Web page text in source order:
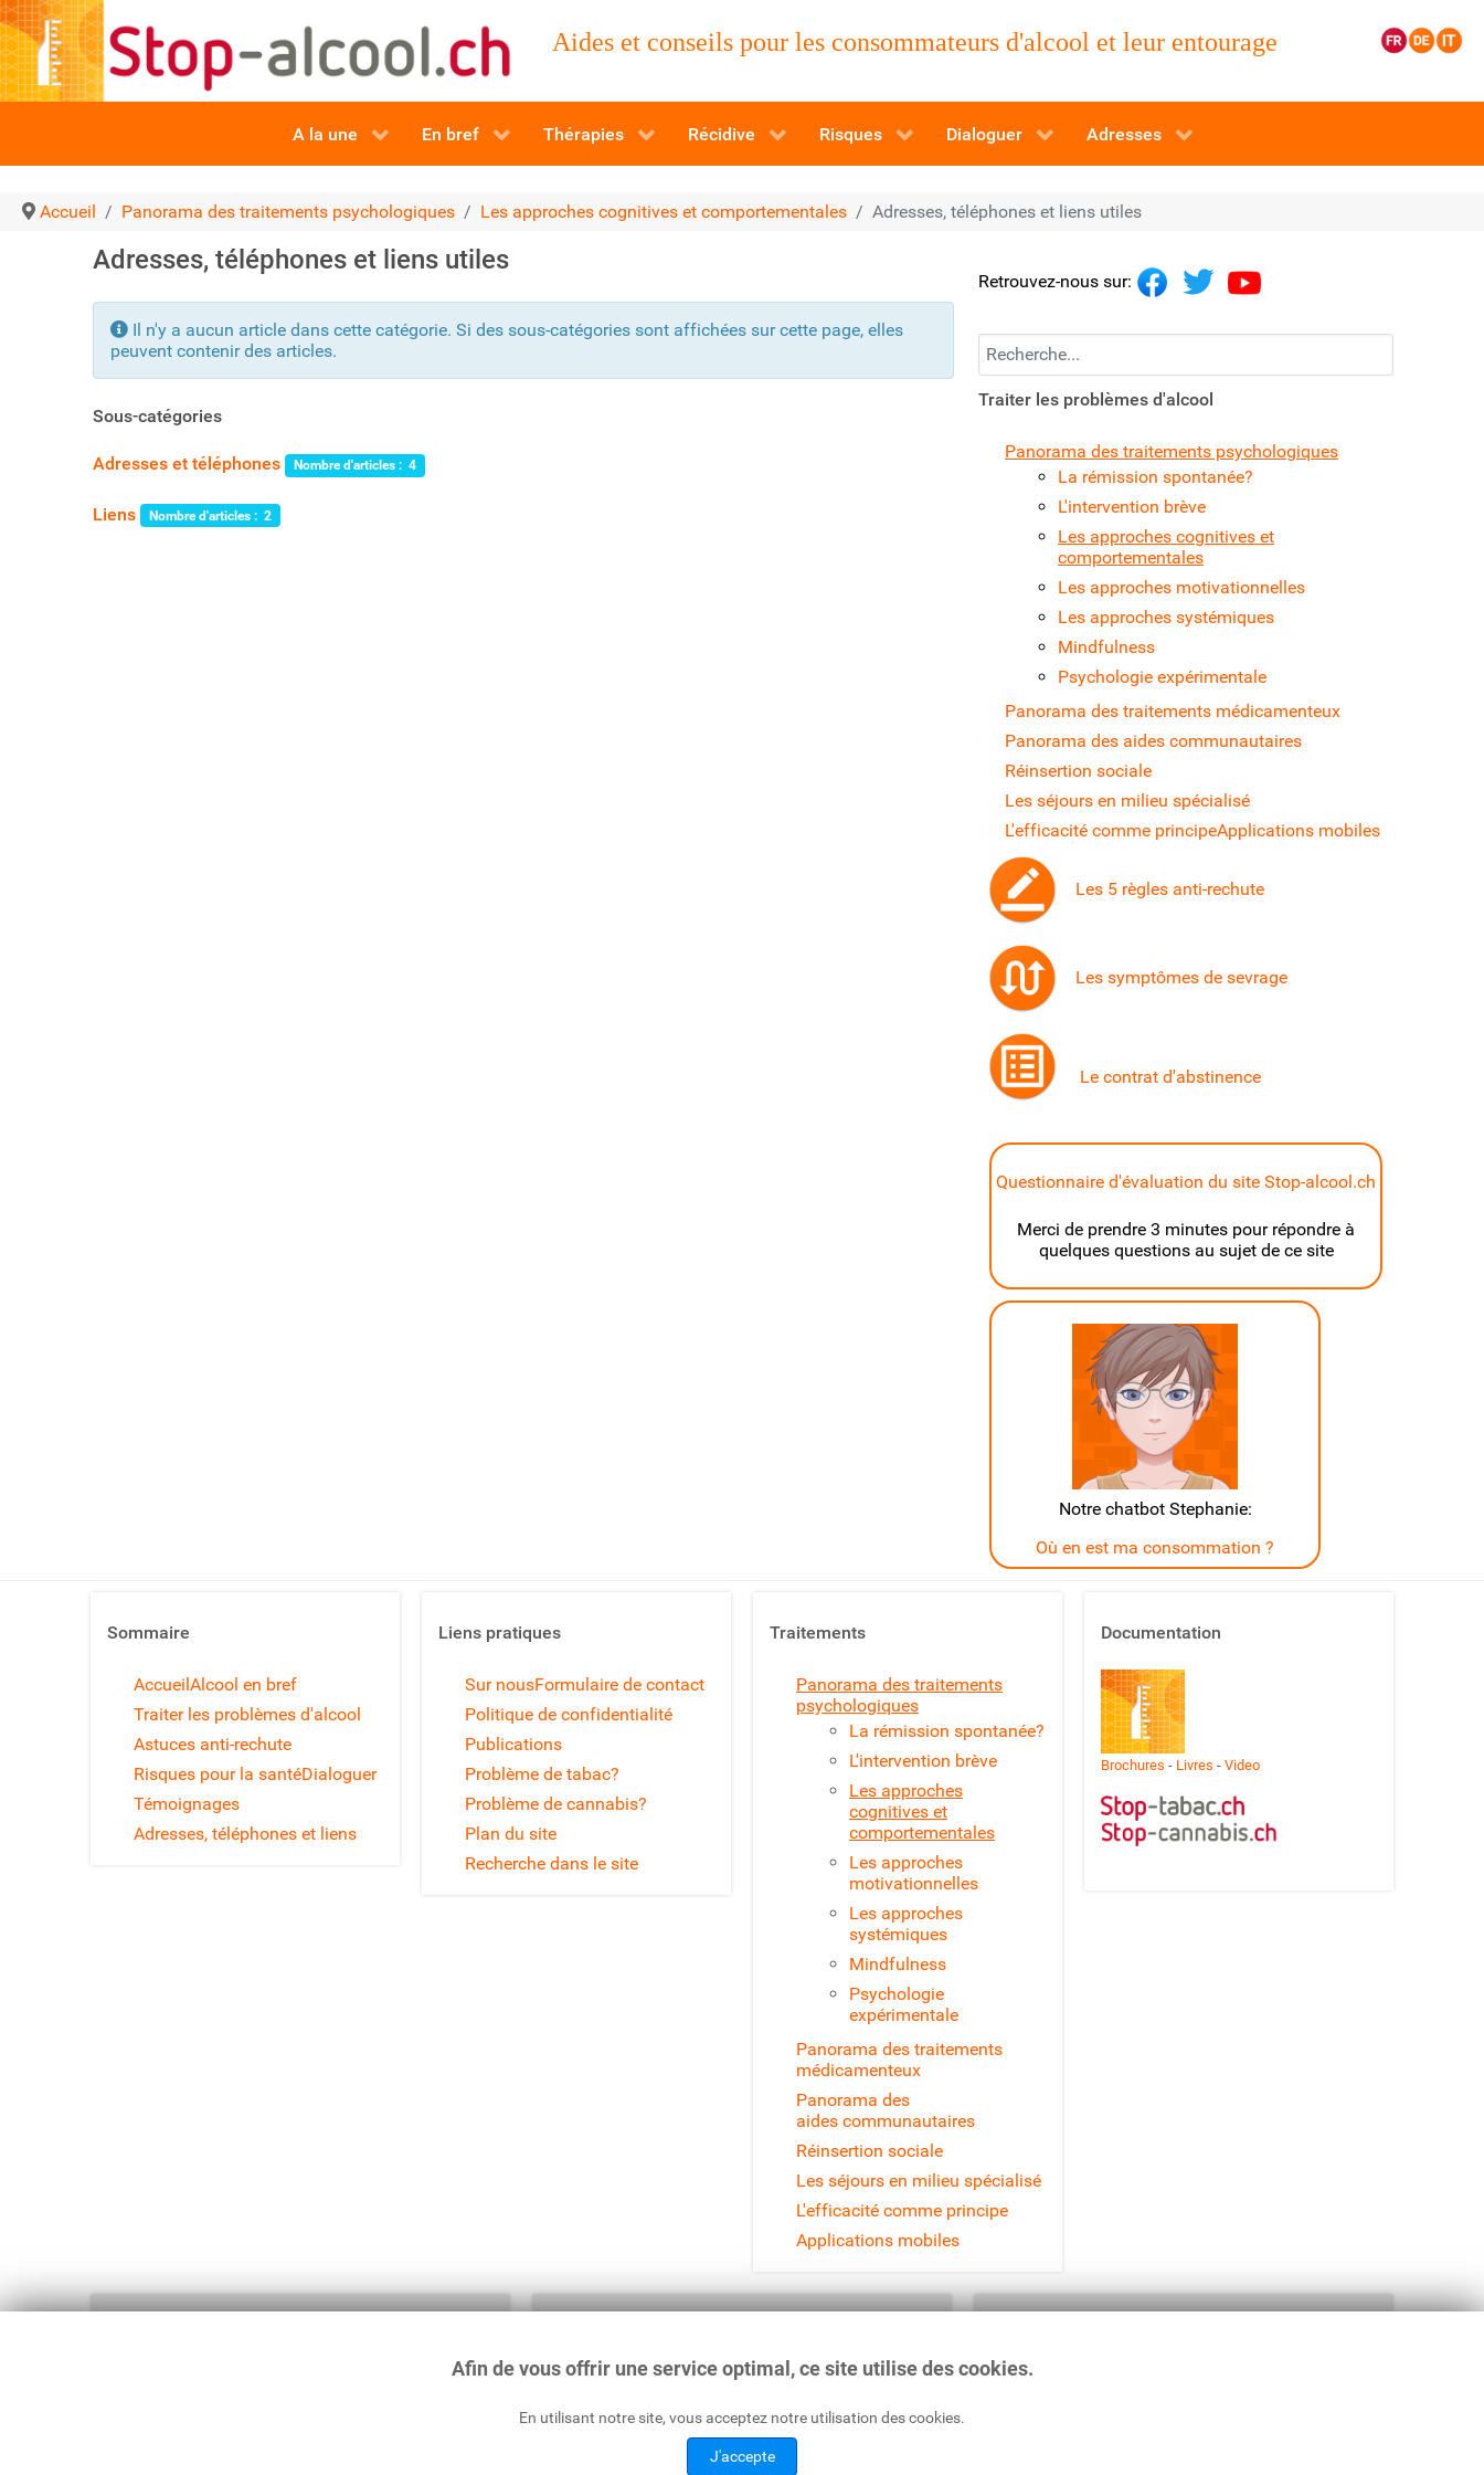
Aides et conseils pour les consommateurs d'alcool et leur entourage
A la une En bref Thérapies Récidive Risques Dialoguer Adresses
Accueil Panorama des traitements psychologiques Les approches cognitives et comportementales Adresses, téléphones et liens utiles
Adresses, téléphones et liens utiles
Info
Il n'y a aucun article dans cette catégorie. Si des sous-catégories sont affichées sur cette page, elles
peuvent contenir des articles.
Sous-catégories
Adresses et téléphones Nombre d'articles : 4
Liens Nombre d'articles : 2
Retrouvez-nous sur:
Recherchez...
Traiter les problèmes d'alcool
Panorama des traitements psychologiques
La rémission spontanée?
L'intervention brève
Les approches cognitives et
comportementales
Les approches motivationnelles
Les approches systémiques
Mindfulness
Psychologie expérimentale
Panorama des traitements médicamenteux
Panorama des aides communautaires
Réinsertion sociale
Les séjours en milieu spécialisé
L'efficacité comme principeApplications mobiles
Les 5 règles anti-rechute
Les symptômes de sevrage
Le contrat d'abstinence
Questionnaire d'évaluation du site Stop-alcool.ch
Merci de prendre 3 minutes pour répondre à
quelques questions au sujet de ce site
Notre chatbot Stephanie:
Où en est ma consommation ?
Sommaire
Accueil Alcool en bref
Traiter les problèmes d'alcool
Astuces anti-rechute
Risques pour la santéDialoguer
Témoignages
Adresses, téléphones et liens
Liens pratiques
Sur nousFormulaire de contact
Politique de confidentialité
Publications
Problème de tabac?
Problème de cannabis?
Plan du site
Recherche dans le site
Traitements
Panorama des traitements
psychologiques
La rémission spontanée?
L'intervention brève
Les approches
cognitives et
comportementales
Les approches
motivationnelles
Les approches
systémiques
Mindfulness
Psychologie
expérimentale
Panorama des traitements
médicamenteux
Panorama des
aides communautaires
Réinsertion sociale
Les séjours en milieu spécialisé
L'efficacité comme principe
Applications mobiles
Documentation
Brochures - Livres - Video
France: 0980 980 930 (coût d'un appel local)
Rue Saint-Pierre 3, Case Postale 6319
Afin de vous offrir une service optimal, ce site utilise des cookies.
En utilisant notre site, vous acceptez notre utilisation des cookies.
J'accepte